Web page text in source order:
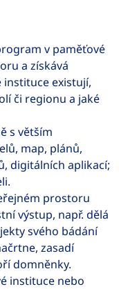
v paměťové
a získává
existují,
či regionu a jaké
s větším
map, plánů,
digitálních aplikací;
prostoru
výstup, např. dělá
svého bádání
zasadí
domněnky.
instituce nebo